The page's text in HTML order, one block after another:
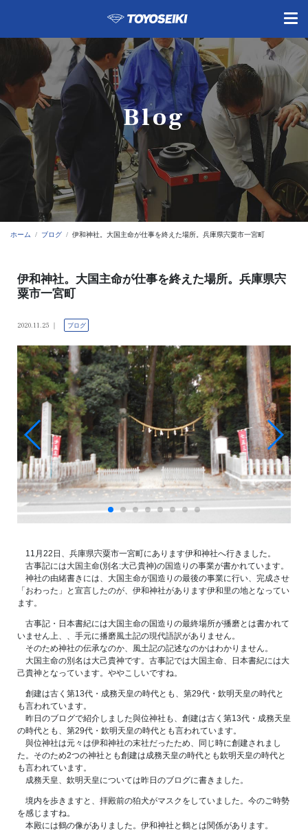
Blog
ホーム ブログ 伊和神社。大国主命が仕事を終えた場所。兵庫県宍粟市一宮町
伊和神社。大国主命が仕事を終えた場所。兵庫県宍
粟市一宮町
2020.11.25 ブログ
11月22日、兵庫県宍粟市一宮町にあります伊和神社へ行きました。
古事記には大国主命(別名:大己貴神)の国造りの事業が書かれています。
神社の由緒書きには、大国主命が国造りの最後の事業に行い、完成させ
「おわった」と宣言したのが、伊和神社があります伊和里の地となってい
ます。
古事記・日本書紀には大国主命の国造りの最終場所が播磨とは書かれて
いません上、、手元に播磨風土記の現代語訳がありません。
そのため神社の伝承なのか、風土記の記述なのかはわかりません。
大国主命の別名は大己貴神です。古事記では大国主命、日本書紀には大
己貴神となっています。ややこしいですね。
創建は古く第13代・成務天皇の時代とも、第29代・欽明天皇の時代と
も言われています。
昨日のブログで紹介しました與位神社も、創建は古く第13代・成務天皇
の時代とも、第29代・欽明天皇の時代とも言われています。
與位神社は元々は伊和神社の末社だったため、同じ時に創建されまし
た。そのため2つの神社とも創建は成務天皇の時代とも欽明天皇の時代と
も言われています。
成務天皇、欽明天皇については昨日のブログに書きました。
境内を歩きますと、拝殿前の狛犬がマスクをしていました。今のご時勢
を感じますね。
本殿には鶴の像がありました。伊和神社と鶴とは関係があります。